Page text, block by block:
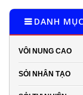
DANH
VÔI NUNG CAO
SỎI NHÂN TẠO